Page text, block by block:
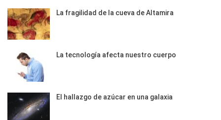
La fragilidad de la cueva de Altamira
La tecnología afecta nuestro cuerpo
El hallazgo de azúcar en una galaxia